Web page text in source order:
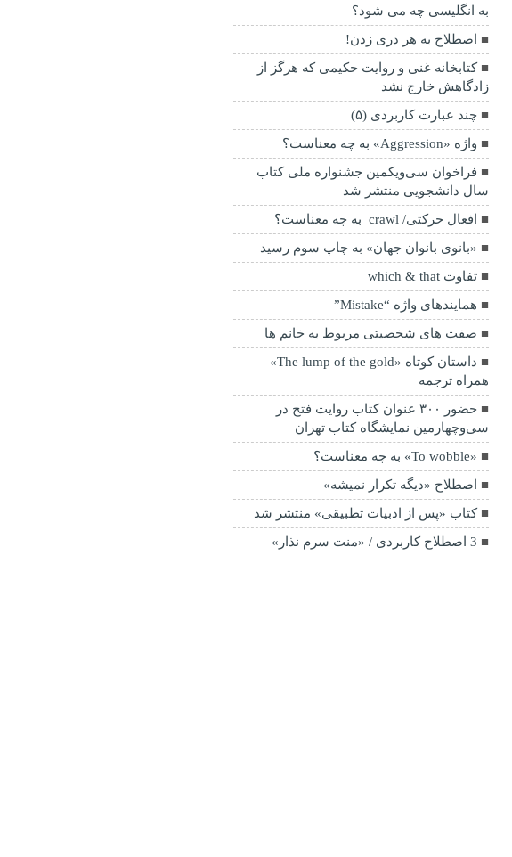
به انگلیسی چه می شود؟
اصطلاح به هر دری زدن!
کتابخانه غنی‌ و روایت حکیمی که هرگز از
زادگاهش خارج نشد
چند عبارت کاربردی (۵)
واژه «Aggression» به چه معناست؟
فراخوان سی‌ویکمین جشنواره ملی کتاب
سال دانشجویی منتشر شد
افعال حرکتی/ crawl به چه معناست؟
«بانوی بانوان جهان» به چاپ سوم رسید
تفاوت which & that
همایندهای واژه “Mistake”
صفت های شخصیتی مربوط به خانم ها
داستان کوتاه «The lump of the gold»
همراه ترجمه
حضور ۳۰۰ عنوان کتاب روایت فتح در
سی‌و‌چهارمین نمایشگاه کتاب تهران
«To wobble» به چه معناست؟
اصطلاح «دیگه تکرار نمیشه»
کتاب «پس از ادبیات تطبیقی» منتشر شد
3 اصطلاح کاربردی / «منت سرم نذار»